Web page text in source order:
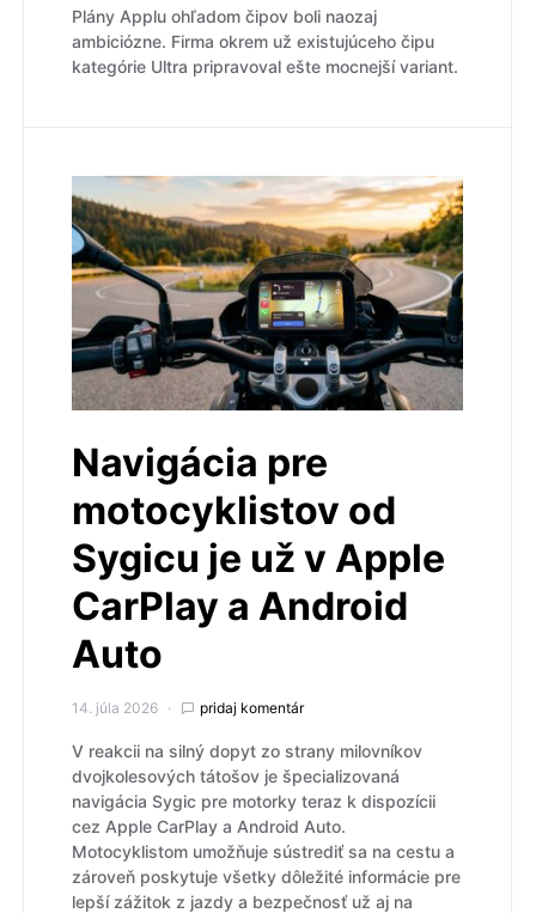
Plány Applu ohľadom čipov boli naozaj
ambiciózne. Firma okrem už existujúceho čipu
kategórie Ultra pripravoval ešte mocnejší variant.
Navigácia pre
motocyklistov od
Sygicu je už v Apple
CarPlay a Android
Auto
14. júla 2026 pridaj komentár
V reakcii na silný dopyt zo strany milovníkov
dvojkolesových tátošov je špecializovaná
navigácia Sygic pre motorky teraz k dispozícii
cez Apple CarPlay a Android Auto.
Motocyklistom umožňuje sústrediť sa na cestu a
zároveň poskytuje všetky dôležité informácie pre
lepší zážitok z jazdy a bezpečnosť už aj na